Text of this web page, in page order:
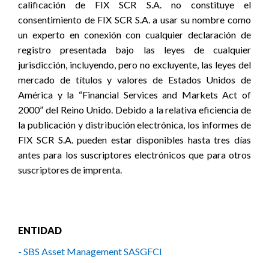
calificación de FIX SCR S.A. no constituye el
consentimiento de FIX SCR S.A. a usar su nombre como
un experto en conexión con cualquier declaración de
registro presentada bajo las leyes de cualquier
jurisdicción, incluyendo, pero no excluyente, las leyes del
mercado de títulos y valores de Estados Unidos de
América y la “Financial Services and Markets Act of
2000” del Reino Unido. Debido a la relativa eficiencia de
la publicación y distribución electrónica, los informes de
FIX SCR S.A. pueden estar disponibles hasta tres días
antes para los suscriptores electrónicos que para otros
suscriptores de imprenta.
ENTIDAD
- SBS Asset Management SASGFCI